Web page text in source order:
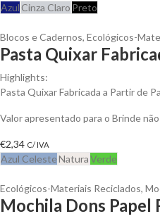
Azul Cinza Claro Preto
Blocos e Cadernos, Ecológicos-
Pasta Quixar
Highlights:
Pasta Quixar Fabricada a Partir de
Valor apresentado para o Brinde
€2,34 C/ IVA
Azul CelesteNaturaVerde
Ecológicos-Materiais Reciclados,
Mochila Dons Papel